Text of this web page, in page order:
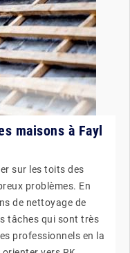
maisons à Fayl
sur les toits des
problèmes. En
de nettoyage de
tâches qui sont très
professionnels en la